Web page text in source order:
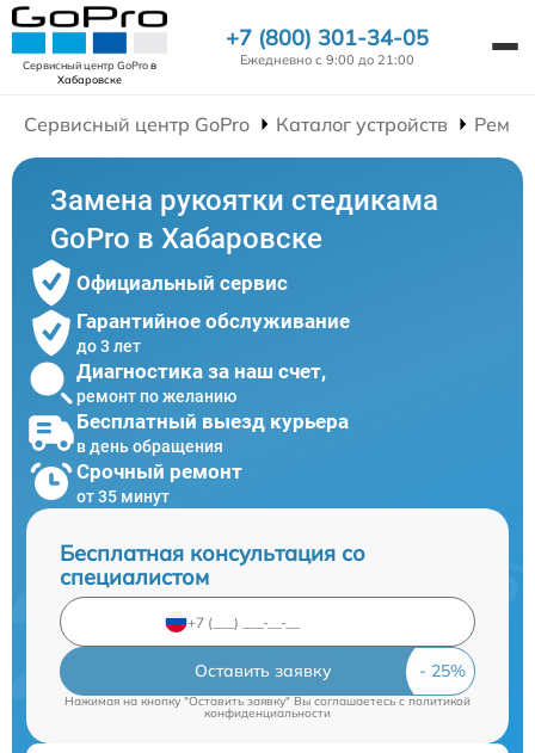
Сервисный центр GoProв
Хабаровске
+7 (800) 301-34-05
Ежедневно с 9:00 до 21:00
Сервисный центр GoPro Каталог устройств
Замена рукоятки стедикама
GoPro в Хабаровске
Официальный сервис
Гарантийное обслуживание
до 3 лет
Диагностика за наш счет,
ремонт по желанию
Бесплатный выезд курьера
в день обращения
Срочный ремонт
от 35 минут
Бесплатная консультация со
специалистом
Оставить заявку
Нажимая на кнопку "Оставить заявку" Вы соглашаетесь c политикой
конфиденциальности